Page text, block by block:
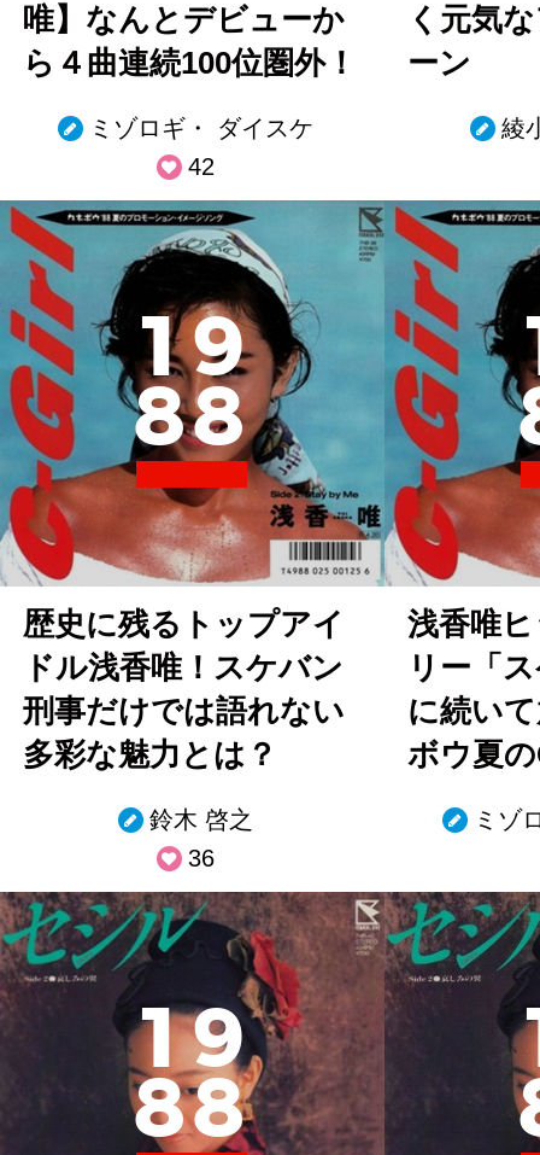
唯】なんとデビューか
ら４曲連続100位圏外！
ミゾロギ・ ダイスケ
42
く元気
ーン
綾
19
88
歴史に残るトップアイ
ドル浅香唯！スケバン
刑事だけでは語れない
多彩な魅力とは？
鈴木 啓之
36
浅香唯
リー「
に続い
ボウ夏
ミゾ
19
88